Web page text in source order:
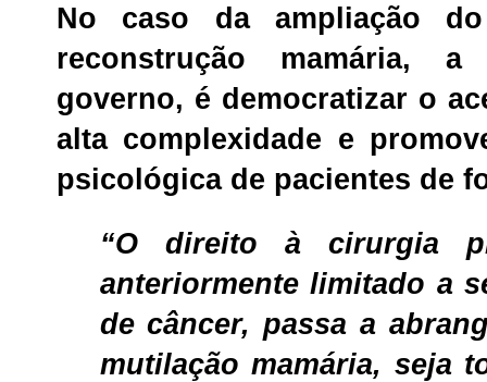
No caso da ampliação
reconstrução mamária,
governo, é democratizar o
alta complexidade e
psicológica de pacientes de
“O direito à cirurgia
anteriormente limitado a
de câncer, passa a
mutilação mamária, seja